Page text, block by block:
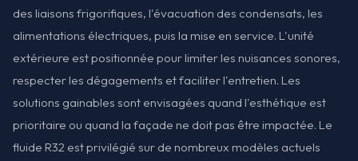
des liaisons frigorifiques, l'évacuation des condensats, les
alimentations électriques, puis la mise en service. L'unité
extérieure est positionnée pour limiter les nuisances sonores,
respecter les dégagements et faciliter l'entretien. Les
solutions gainables sont envisagées quand l'esthétique est
prioritaire ou quand la façade ne doit pas être impactée. Le
fluide R32 est privilégié sur de nombreux modèles actuels